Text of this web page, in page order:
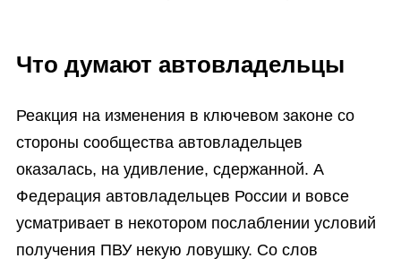
Что думают автовладельцы
Реакция на изменения в ключевом законе со
стороны сообщества автовладельцев
оказалась, на удивление, сдержанной. А
Федерация автовладельцев России и вовсе
усматривает в некотором послаблении условий
получения ПВУ некую ловушку. Со слов